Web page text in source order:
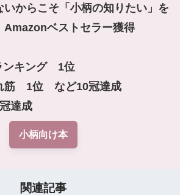
いからこそ「小柄の知りたい」を
Amazonベストセラー獲得
キング　1位
筋　1位　など10冠達成
達成
小柄向け本
関連記事